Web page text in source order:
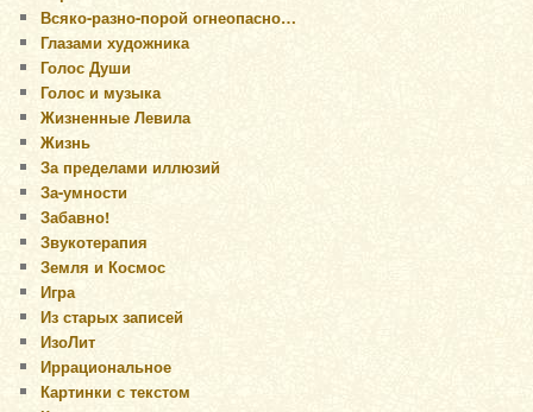
Всяко-разно-порой огнеопасно…
Глазами художника
Голос Души
Голос и музыка
Жизненные Левила
Жизнь
За пределами иллюзий
За-умности
Забавно!
Звукотерапия
Земля и Космос
Игра
Из старых записей
ИзоЛит
Иррациональное
Картинки с текстом